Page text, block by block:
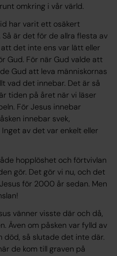
omkring i vår värld.
har varit ett osäkert
är det för de allra flesta av
det inte ens var lätt eller
Gud. För när Gud valde att
Gud att leva människornas
vad det innebar. Det är så
tiden på året när vi läser
För Jesus innebar
innebar svek,
av det var enkelt eller
hopplöshet och förtvivlan
gör. Det gör vi nu, och det
för 2000 år sedan. Men
vänner visste där och då,
Även om påsken var fylld av
död, så slutade det inte där.
de kom till graven på